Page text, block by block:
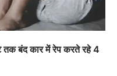
तक बंद कार में रेप करते रहे 4